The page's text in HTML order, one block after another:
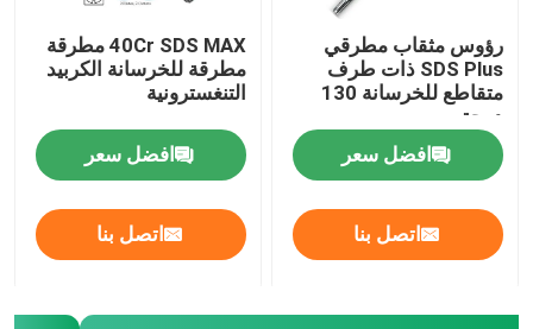
رؤوس مثقاب مطرقي
SDS Plus ذات طرف
متقاطع للخرسانة 130
درجة
افضل سعر
اتصل بنا
40Cr SDS MAX مطرقة
مطرقة للخرسانة الكربيد
التنغسترونية
افضل سعر
اتصل بنا